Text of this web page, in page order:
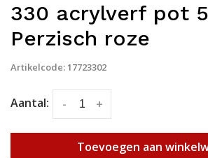
330 acrylverf pot
Perzisch roze
Artikelcode:17723302
Aantal: +
-
Toevoegen aan